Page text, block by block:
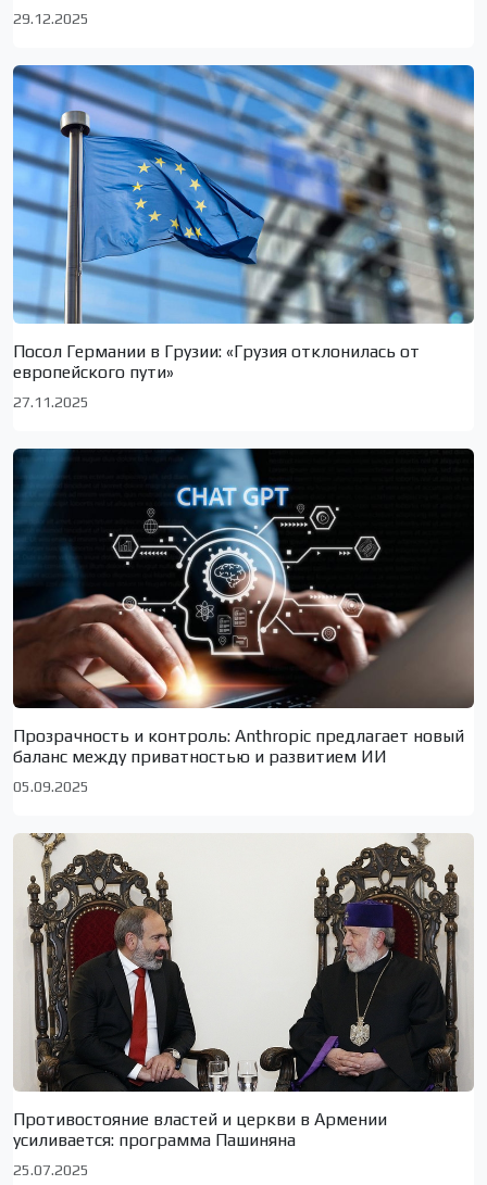
29.12.2025
Посол Германии в Грузии: «Грузия отклонилась от
европейского пути»
27.11.2025
Прозрачность и контроль: Anthropic предлагает новый
баланс между приватностью и развитием ИИ
05.09.2025
Противостояние властей и церкви в Армении
усиливается: программа Пашиняна
25.07.2025